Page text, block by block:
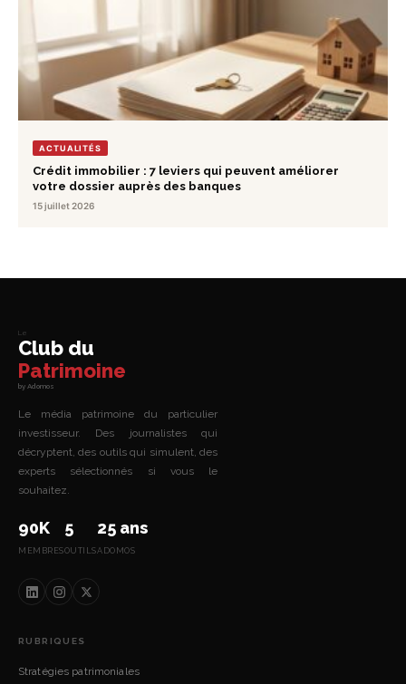
ACTUALITÉS
Crédit immobilier : 7 leviers qui peuvent améliorer
votre dossier auprès des banques
15 juillet 2026
Le
Club du
Patrimoine
by Adomos
Le média patrimoine du particulier
investisseur. Des journalistes qui
décryptent, des outils qui simulent, des
experts sélectionnés si vous le
souhaitez.
90K
MEMBRES
5
OUTILS
25 ans
ADOMOS
RUBRIQUES
Stratégies patrimoniales